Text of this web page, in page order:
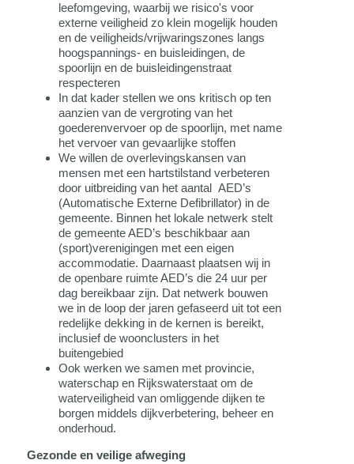
leefomgeving, waarbij we risico's voor
externe veiligheid zo klein mogelijk houden
en de veiligheids/vrijwaringszones langs
hoogspannings- en buisleidingen, de
spoorlijn en de buisleidingenstraat
respecteren
In dat kader stellen we ons kritisch op ten
aanzien van de vergroting van het
goederenvervoer op de spoorlijn, met name
het vervoer van gevaarlijke stoffen
We willen de overlevingskansen van
mensen met een hartstilstand verbeteren
door uitbreiding van het aantal AED’s
(Automatische Externe Defibrillator) in de
gemeente. Binnen het lokale netwerk stelt
de gemeente AED’s beschikbaar aan
(sport)verenigingen met een eigen
accommodatie. Daarnaast plaatsen wij in
de openbare ruimte AED’s die 24 uur per
dag bereikbaar zijn. Dat netwerk bouwen
we in de loop der jaren gefaseerd uit tot een
redelijke dekking in de kernen is bereikt,
inclusief de woonclusters in het
buitengebied
Ook werken we samen met provincie,
waterschap en Rijkswaterstaat om de
waterveiligheid van omliggende dijken te
borgen middels dijkverbetering, beheer en
onderhoud.
Gezonde en veilige afweging